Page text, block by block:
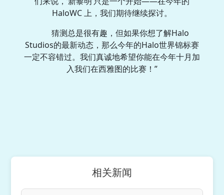
HaloWC 上，我们期待继续探讨。
猜测总是很有趣，但如果你想了解Halo
Studios的最新动态，那么今年的Halo世界锦标赛
一定不容错过。我们真诚地希望你能在今年十月加
入我们在西雅图的比赛！”
相关新闻